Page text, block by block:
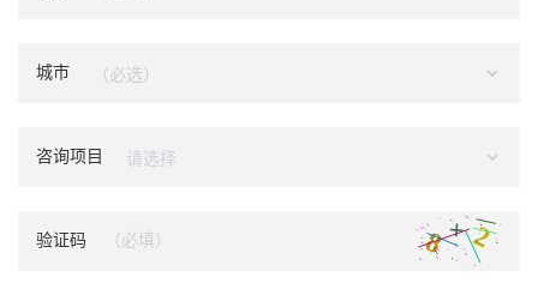
城市
咨询项目
验证码